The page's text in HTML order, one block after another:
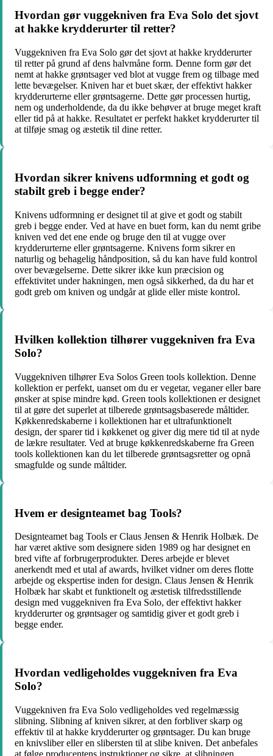
Hvordan gør vuggekniven fra Eva Solo det sjovt
at hakke krydderurter til retter?
Vuggekniven fra Eva Solo gør det sjovt at hakke krydderurter
til retter på grund af dens halvmåne form. Denne form gør det
nemt at hakke grøntsager ved blot at vugge frem og tilbage med
lette bevægelser. Kniven har et buet skær, der effektivt hakker
krydderurterne eller grøntsagerne. Dette gør processen hurtig,
nem og underholdende, da du ikke behøver at bruge meget kraft
eller tid på at hakke. Resultatet er perfekt hakket krydderurter til
at tilføje smag og æstetik til dine retter.
Hvordan sikrer knivens udformning et godt og
stabilt greb i begge ender?
Knivens udformning er designet til at give et godt og stabilt
greb i begge ender. Ved at have en buet form, kan du nemt gribe
kniven ved det ene ende og bruge den til at vugge over
krydderurterne eller grøntsagerne. Knivens form sikrer en
naturlig og behagelig håndposition, så du kan have fuld kontrol
over bevægelserne. Dette sikrer ikke kun præcision og
effektivitet under hakningen, men også sikkerhed, da du har et
godt greb om kniven og undgår at glide eller miste kontrol.
Hvilken kollektion tilhører vuggekniven fra Eva
Solo?
Vuggekniven tilhører Eva Solos Green tools kollektion. Denne
kollektion er perfekt, uanset om du er vegetar, veganer eller bare
ønsker at spise mindre kød. Green tools kollektionen er designet
til at gøre det superlet at tilberede grøntsagsbaserede måltider.
Køkkenredskaberne i kollektionen har et ultrafunktionelt
design, der sparer tid i køkkenet og giver dig mere tid til at nyde
de lækre resultater. Ved at bruge køkkenredskaberne fra Green
tools kollektionen kan du let tilberede grøntsagsretter og opnå
smagfulde og sunde måltider.
Hvem er designteamet bag Tools?
Designteamet bag Tools er Claus Jensen & Henrik Holbæk. De
har været aktive som designere siden 1989 og har designet en
bred vifte af forbrugerprodukter. Deres arbejde er blevet
anerkendt med et utal af awards, hvilket vidner om deres flotte
arbejde og ekspertise inden for design. Claus Jensen & Henrik
Holbæk har skabt et funktionelt og æstetisk tilfredsstillende
design med vuggekniven fra Eva Solo, der effektivt hakker
krydderurter og grøntsager og samtidig giver et godt greb i
begge ender.
Hvordan vedligeholdes vuggekniven fra Eva
Solo?
Vuggekniven fra Eva Solo vedligeholdes ved regelmæssig
slibning. Slibning af kniven sikrer, at den forbliver skarp og
effektiv til at hakke krydderurter og grøntsager. Du kan bruge
en knivsliber eller en slibersten til at slibe kniven. Det anbefales
at følge producentens instruktioner og sikre, at slibningen